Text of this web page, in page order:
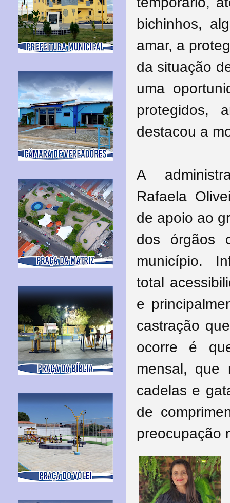
bichinhos,
amar, a
da situação
uma
protegidos,
destacou a
A
Rafaela
de apoio ao
dos órgãos
município.
total
e
castração
ocorre é
mensal, que
cadelas e
de
preocupação